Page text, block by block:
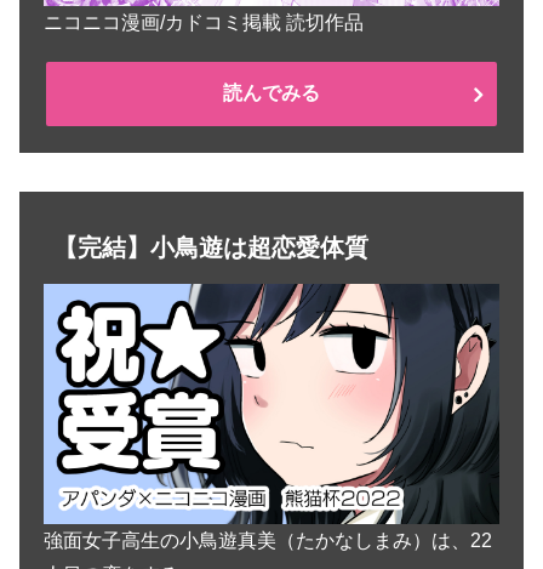
ニコニコ漫画/カドコミ掲載 読切作品
読んでみる
【完結】小鳥遊は超恋愛体質
強面女子高生の小鳥遊真美（たかなしまみ）は、22